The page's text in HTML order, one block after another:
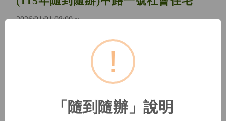
2026/01/01 08:00 ~
隨到隨辦 住宅
(115年隨到隨辦)中路二號社會住宅
!
「隨到隨辦」說明